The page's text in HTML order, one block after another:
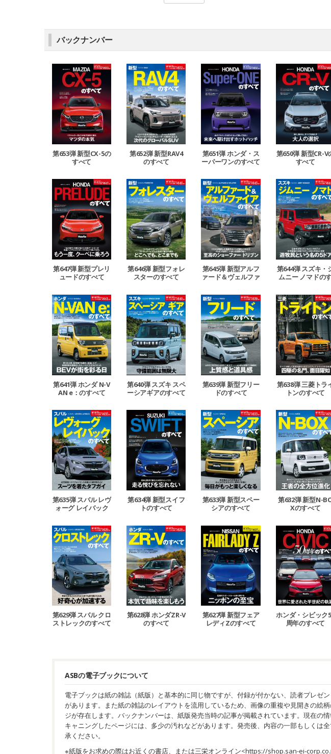
バックナンバー
第653弾 新型CX-5の
すべて
第652弾 新型RAV4
のすべて
第651弾 ホンダ・ス
ーパーワンのすべて
第650弾 新型CR-V
すべて
第647弾 新型プレリ
ュードのすべて
第646弾 新型フォレ
スターのすべて
第645弾 新型アルフ
ァード＆ヴェルファ
第644弾 スズキ・
ムニー ノマドの
第641弾 ホンダ N-V
AN e：のすべて
第640弾 スズキ スペ
ーシアギアのすべて
第639弾 新型フリー
ドのすべて
第638弾 三菱トラ
トンのすべて
第635弾 スバル レヴ
ォーグ レイバック
第634弾 新型スイフ
トのすべて
第633弾 新型スペー
シアのすべて
第632弾 新型N-
Xのすべて
第629弾 スバル クロ
ストレックのすべて
第628弾 ホンダZR-V
のすべて
第627弾 新型フェア
レディZのすべて
ホンダ・シビック
周年のすべて
ASBの電子ブックについて
電子ブックは紙の雑誌（紙版）と基本的に同じ物ですが、付録が付かない、読者プレゼ
があります。また紙の雑誌のレイアウトを流用しているため、画像の重複や見開きの絵
ジが存在します。バックナンバーは、紙版発売当時の記事が掲載されています。現在の
キャニングしたページには、多少の汚れなどがあります。発売後、内容の一部もしくは
承ください。
※紙版をお求めの際はお近くの書店、または三栄オンライン<https://shop.san-ei-